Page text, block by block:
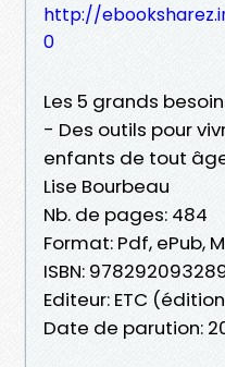
http://
0
Les 5 grands
- Des outils pour
enfants de tout
Lise Bourbeau
Nb. de pages: 484
Format: Pdf, ePub,
ISBN:
Editeur: ETC
Date de parution: